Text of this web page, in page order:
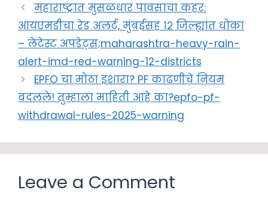
महाराष्ट्रात मुसळधार पावसाचा कहर:
आयएमडीचा रेड अलर्ट, मुंबईसह १२ जिल्ह्यांत धोका
– लेटेस्ट अपडेट्स;maharashtra-heavy-rain-
alert-imd-red-warning-12-districts
EPFO चा मोठा इशारा? PF काढणीचे नियम
बदलले! तुम्हाला माहिती आहे का?epfo-pf-
withdrawal-rules-2025-warning
Leave a Comment